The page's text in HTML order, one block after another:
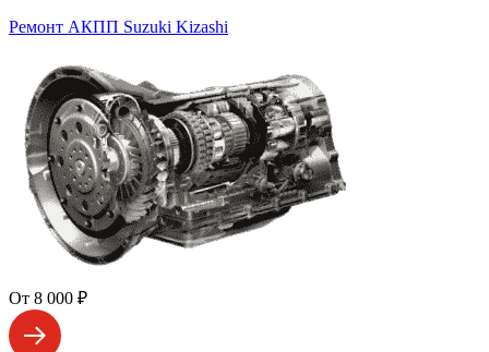
Ремонт АКПП Suzuki Kizashi
От 8 000 ₽